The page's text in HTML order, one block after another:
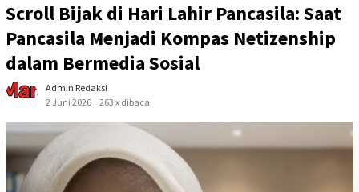
Scroll Bijak di Hari Lahir Pancasila: Saat
Pancasila Menjadi Kompas Netizenship
dalam Bermedia Sosial
Admin Redaksi
2 Juni 2026
263 x dibaca